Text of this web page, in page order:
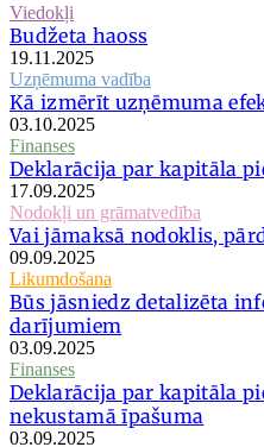
Viedokļi
Budžeta haoss
19.11.2025
Uzņēmuma vadība
Kā izmērīt uzņēmuma
03.10.2025
Finanses
Deklarācija par kapitāla
17.09.2025
Nodokļi un grāmatvedība
Vai jāmaksā nodoklis,
09.09.2025
Likumdošana
Būs jāsniedz detalizēta
darījumiem
03.09.2025
Finanses
Deklarācija par kapitāla
nekustamā īpašuma
03.09.2025